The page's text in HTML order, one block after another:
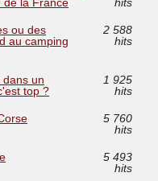
ou des
au camping
2 588
hits
dans un
top ?
1 925
hits
5 760
hits
5 493
hits